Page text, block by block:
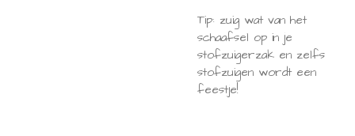
Tip: zuig wat van het
schaafsel op in je
stofzuigerzak en zelfs
stofzuigen wordt een
feestje!